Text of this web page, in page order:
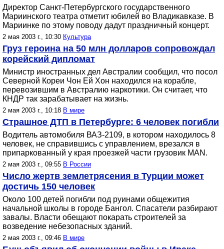
Директор Санкт-Петербургского государственного
Мариинского театра отметит юбилей во Владикавказе. В
Мариинке по этому поводу дадут праздничный концерт.
2 мая 2003 г., 10:30 Культура
Груз героина на 50 млн долларов сопровождал
корейский дипломат
Министр иностранных дел Австралии сообщил, что посол
Северной Кореи Чон Ей Хон находился на корабле,
перевозившим в Австралию наркотики. Он считает, что
КНДР так зарабатывает на жизнь.
2 мая 2003 г., 10:18 В мире
Страшное ДТП в Петербурге: 6 человек погибли
Водитель автомобиля ВАЗ-2109, в котором находилось 8
человек, не справившись с управлением, врезался в
припаркованный у края проезжей части грузовик MAN.
2 мая 2003 г., 09:55 В России
Число жертв землетрясения в Турции может
достичь 150 человек
Около 100 детей погибли под руинами общежития
начальной школы в городе Бангол. Спасатели разбирают
завалы. Власти обещают покарать строителей за
возведение небезопасных зданий.
2 мая 2003 г., 09:46 В мире